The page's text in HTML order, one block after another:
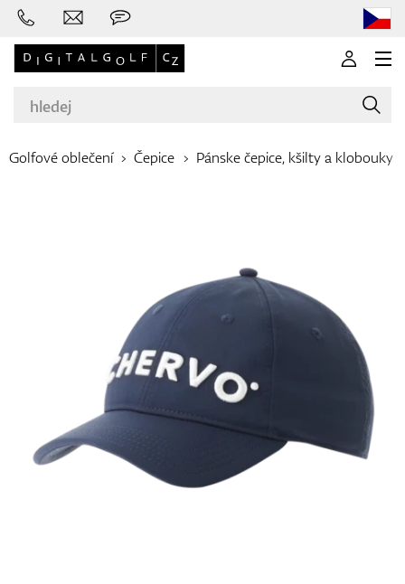
Golfové hole
Oblečení
Golfové oblečení Čepice Pánske čepice, kšilty a klobouky